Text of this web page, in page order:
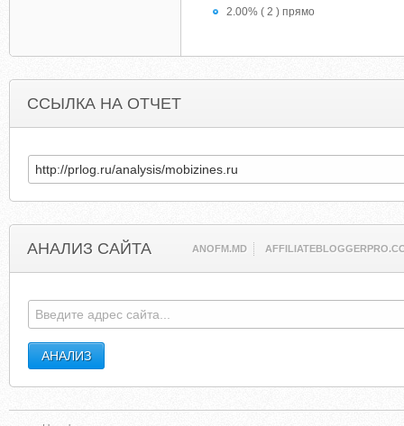
2.00% ( 2 ) прямо
ССЫЛКА НА ОТЧЕТ
АНАЛИЗ САЙТА ANOFM.MD